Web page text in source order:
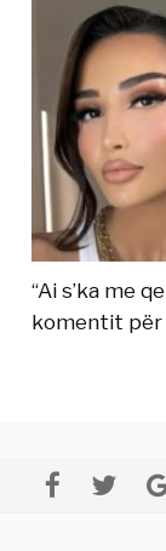
“Ai s’ka me
komentit për